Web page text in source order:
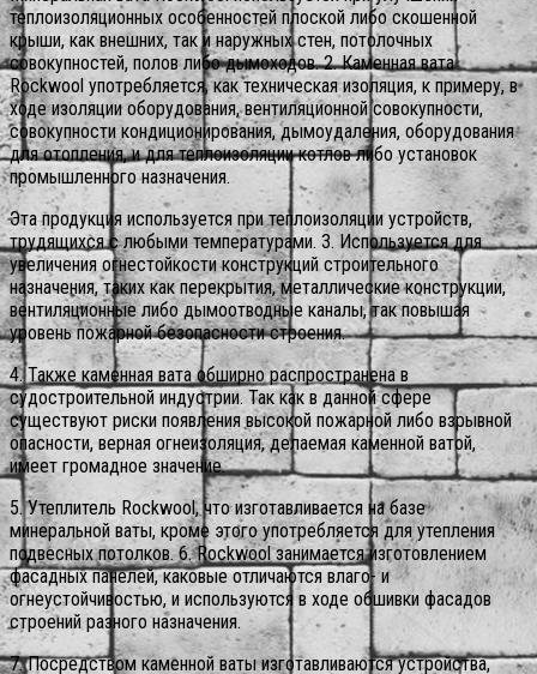
теплоизоляционных особенностей плоской либо скошенной
крыши, как внешних, так и наружных стен, потолочных
совокупностей, полов либо дымоходов. 2. Каменная вата
Rockwool употребляется, как техническая изоляция, к примеру, в
ходе изоляции оборудования, вентиляционной совокупности,
совокупности кондиционирования, дымоудаления, оборудования
для отопления, и для теплоизоляции котлов либо установок
промышленного назначения.
Эта продукция используется при теплоизоляции устройств,
трудящихся с любыми температурами. 3. Используется для
увеличения огнестойкости конструкций строительного
назначения, таких как перекрытия, металлические конструкции,
вентиляционные либо дымоотводные каналы, так повышая
уровень пожарной безопасности строения.
4. Также каменная вата обширно распространена в
судостроительной индустрии. Так как в данной сфере
существуют риски появления высокой пожарной либо взрывной
опасности, верная огнеизоляция, делаемая каменной ватой,
имеет громадное значение.
5. Утеплитель Rockwool, что изготавливается на базе
минеральной ваты, кроме этого употребляется для утепления
подвесных потолков. 6. Rockwool занимается изготовлением
фасадных панелей, каковые отличаются влаго- и
огнеустойчивостью, и используются в ходе обшивки фасадов
строений разного назначения.
7. Посредством каменной ваты изготавливаются устройства,